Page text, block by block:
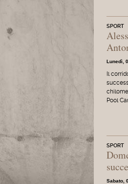
SPORT
Lunedì,
Il
Pool
SPORT
Sabato,